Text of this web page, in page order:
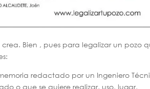
Bien , pues para legalizar un pozo
redactado por un Ingeniero
o que se quiere realizar, uso, lugar,